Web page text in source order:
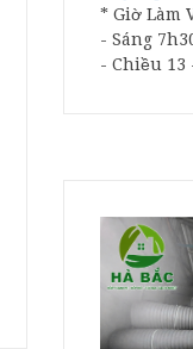
* Giờ Làm
- Sáng
- Chiều 13